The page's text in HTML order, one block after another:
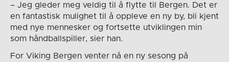
– Jeg gleder meg veldig til å flytte til Bergen. Det er
en fantastisk mulighet til å oppleve en ny by, bli kjent
med nye mennesker og fortsette utviklingen min
som håndballspiller, sier han.
For Viking Bergen venter nå en ny sesong på